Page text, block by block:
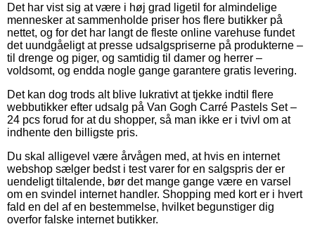
Det har vist sig at være i høj grad ligetil for almindelige
mennesker at sammenholde priser hos flere butikker på
nettet, og for det har langt de fleste online varehuse fundet
det uundgåeligt at presse udsalgspriserne på produkterne –
til drenge og piger, og samtidig til damer og herrer –
voldsomt, og endda nogle gange garantere gratis levering.
Det kan dog trods alt blive lukrativt at tjekke indtil flere
webbutikker efter udsalg på Van Gogh Carré Pastels Set –
24 pcs forud for at du shopper, så man ikke er i tvivl om at
indhente den billigste pris.
Du skal alligevel være årvågen med, at hvis en internet
webshop sælger bedst i test varer for en salgspris der er
uendeligt tiltalende, bør det mange gange være en varsel
om en svindel internet handler. Shopping med kort er i hvert
fald en del af en bestemmelse, hvilket begunstiger dig
overfor falske internet butikker.